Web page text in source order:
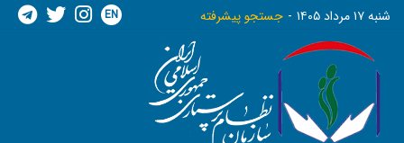
شنبه ١٧ مرداد ١٤٠٥ جستجو پیشرفته EN